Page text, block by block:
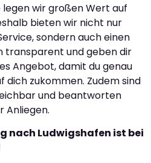
legen wir großen Wert auf
bieten wir nicht nur
sondern auch einen
transparent und geben dir
Angebot, damit du genau
dich zukommen. Zudem sind
und beantworten
Anliegen.
nach Ludwigshafen ist bei